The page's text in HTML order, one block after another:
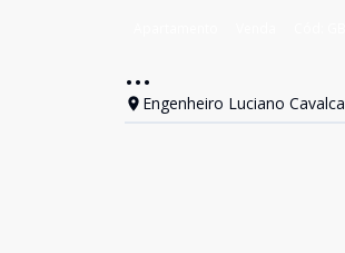
...
Engenheiro Luciano